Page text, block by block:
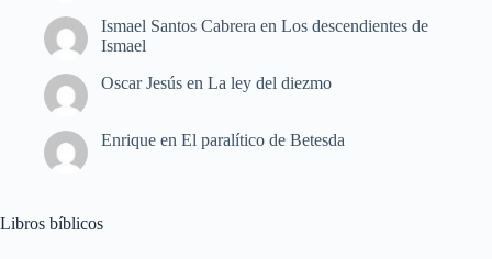
Ismael Santos Cabrera en Los descendientes de
Ismael
Oscar Jesús en La ley del diezmo
Enrique en El paralítico de Betesda
Libros bíblicos